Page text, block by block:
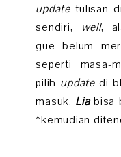
updatetulisan
sendiri,
well,
gue belum
seperti masa-
pilih updatedi
masuk, Liabisa
*kemudian